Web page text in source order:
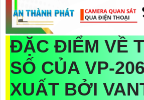
ĐẶC ĐIỂM VỀ
SỐ CỦA VP-
XUẤT BỞI